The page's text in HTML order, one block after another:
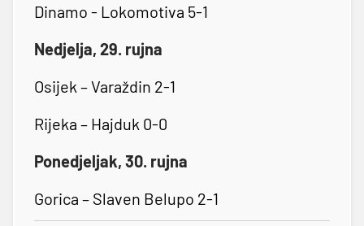
Dinamo - Lokomotiva 5-1
Nedjelja, 29. rujna
Osijek – Varaždin 2-1
Rijeka – Hajduk 0-0
Ponedjeljak, 30. rujna
Gorica – Slaven Belupo 2-1